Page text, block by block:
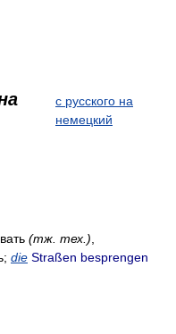
с русского на
немецкий
(тж. тех.)
die Straßen besprengen